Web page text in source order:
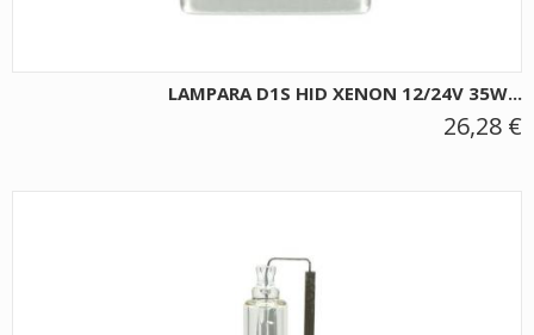
LAMPARA D1S HID XENON 12/24V 35W...
26,28 €